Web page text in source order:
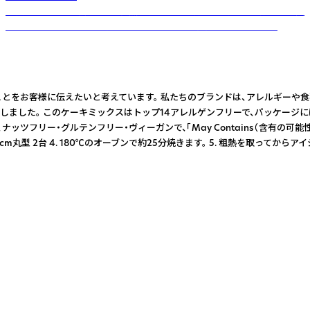
客様に伝えたいと考えています。 私たちのブランドは、アレル
。 このケーキミックスはトップ14アレルゲンフリーで、パッケ
ナッツフリー・グルテンフリー・ヴィーガンで、「May Contains
4. 180℃のオーブンで約25分焼きます。 5. 粗熱を取ってからア